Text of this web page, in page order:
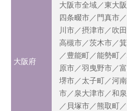
大阪府
大阪市全域／東大
四条畷市／門真市
川市／摂津市／吹
高槻市／茨木市／
／豊能町／能勢町
原市／羽曳野市／
堺市／太子町／河
市／泉大津市／和
／貝塚市／熊取町